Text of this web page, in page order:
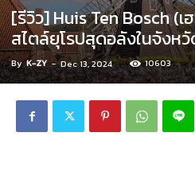
[รีวิว] Huis Ten Bosch (
สไตล์ยุโรปสุดอลังในจังห
By K-ZY - Dec 13, 2024 10603